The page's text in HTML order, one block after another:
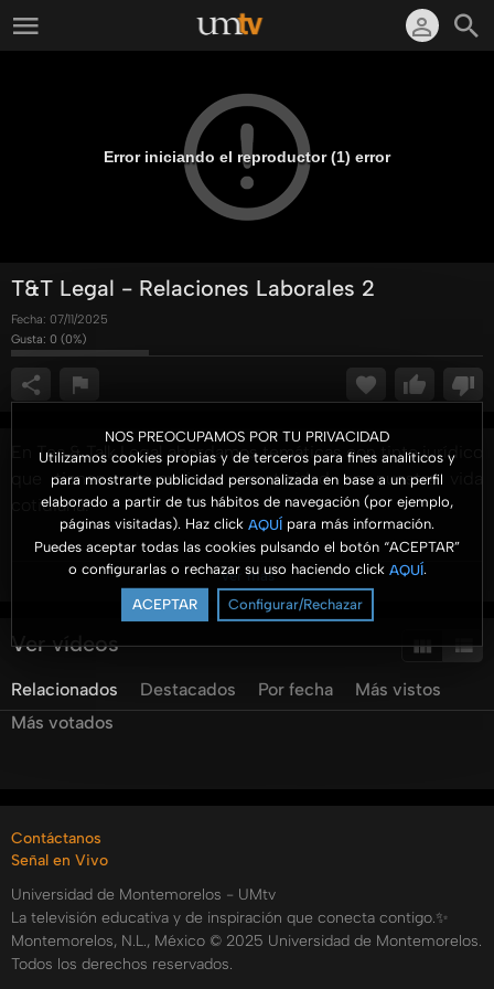
NOS PREOCUPAMOS POR TU PRIVACIDAD
Utilizamos cookies propias y de terceros para fines analíticos y
para mostrarte publicidad personalizada en base a un perfil
elaborado a partir de tus hábitos de navegación (por ejemplo,
páginas visitadas). Haz click AQUÍ para más información.
Puedes aceptar todas las cookies pulsando el botón “ACEPTAR”
o configurarlas o rechazar su uso haciendo click AQUÍ.
ACEPTAR Configurar/Rechazar
Error iniciando el reproductor (1) error
T&T Legal - Relaciones Laborales 2
Fecha: 07/11/2025
Gusta: 0 (0%)
En Tea & Talk Legal abordamos temáticas con tinte jurídico
que tienen relevancia o practicidad en nuestra vida
cotidiana.
En el episodio de hoy estaremos con el Lic. Hilario Zarazua,
quien nos explica acerca de los contratos o relaciones
laborales, no te lo pierdas!!
#EscueladeDerechoUM #UMtv
Categorías:
Ver más
Ver vídeos
Relacionados Destacados Por fecha
Más vistos
Más votados
Contáctanos
Señal en Vivo
Universidad de Montemorelos - UMtv
La televisión educativa y de inspiración que conecta contigo.✨
Montemorelos, N.L., México © 2025 Universidad de Montemorelos.
Todos los derechos reservados.